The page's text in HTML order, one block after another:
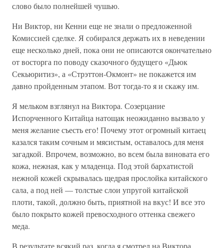
слово было полнейшей чушью.
Ни Виктор, ни Кенни еще не знали о предложенной
Комиссией сделке. Я собирался держать их в неведении
еще несколько дней, пока они не описаются окончательно
от восторга по поводу сказочного будущего «Дьюк
Секьюритиз», а «Стрэттон-Окмонт» не покажется им
давно пройденным этапом. Вот тогда-то я и скажу им.
Я мельком взглянул на Виктора. Созерцание
Испорченного Китайца натощак неожиданно вызвало у
меня желание съесть его! Почему этот огромный китаец
казался таким сочным и мясистым, оставалось для меня
загадкой. Впрочем, возможно, во всем была виновата его
кожа, нежная, как у младенца. Под этой бархатистой
нежной кожей скрывалась щедрая прослойка китайского
сала, а под ней — толстые слои упругой китайской
плоти, такой, должно быть, приятной на вкус! И все это
было покрыто кожей превосходного оттенка свежего
меда.
В результате всякий раз, когда я смотрел на Виктора